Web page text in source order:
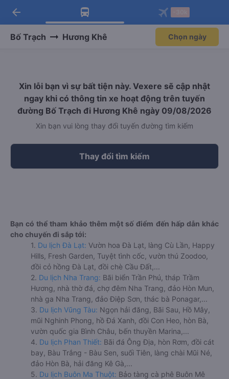
Tải app Vexere ngay!
Nhận ưu đãi thành viên độc
Mở app
Tải app Vexere
-30k/ghế khi đặt vé máy bay qua
Mở app
arrow_back
Bố Trạch Hương Khê Chọn ngày
Xin lỗi bạn vì sự bất tiện này. Vexere sẽ cập nhật
ngay khi có thông tin xe hoạt động trên tuyến
đường Bố Trạch đi Hương Khê ngày 09/08/2026
Xin bạn vui lòng thay đổi tuyến đường tìm kiếm
Thay đổi tìm kiếm
Bạn có thể tham khảo thêm một số điểm đến hấp dẫn khác
cho chuyến đi sắp tới:
1. Du lịch Đà Lạt: Vườn hoa Đà Lạt, làng Cù Lần, Happy
Hills, Fresh Garden, Tuyệt tình cốc, vườn thú Zoodoo,
đồi cỏ hồng Đà Lạt, đồi chè Cầu Đất,...
2. Du lịch Nha Trang: Bãi biển Trần Phú, tháp Trầm
Hương, nhà thờ đá, chợ đêm Nha Trang, đảo Hòn Mun,
nhà ga Nha Trang, đảo Điệp Sơn, thác bà Ponagar,...
3. Du lịch Vũng Tàu: Ngọn hải đăng, Bãi Sau, Hồ Mây,
mũi Nghinh Phong, hồ Đá Xanh, đồi Con Heo, hòn Bà,
vườn quốc gia Bình Châu, bến thuyền Marina,...
4. Du lịch Phan Thiết: Bãi đá Ông Địa, hòn Rơm, đồi cát
bay, Bàu Trắng - Bàu Sen, suối Tiên, làng chài Mũi Né,
đảo Hòn Bà, hải đăng Kê Gà,...
5. Du lịch Buôn Ma Thuột: Bảo tàng cà phê Buôn Mê